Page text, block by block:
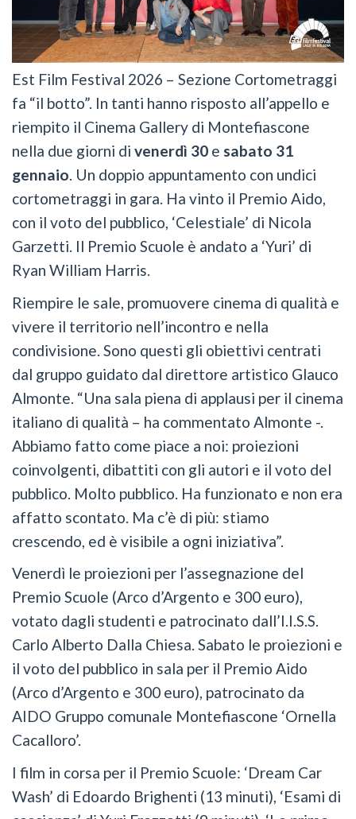
Est Film Festival 2026 – Sezione Cortometraggi
fa “il botto”. In tanti hanno risposto all’appello e
riempito il Cinema Gallery di Montefiascone
nella due giorni di venerdì 30 e sabato 31
gennaio. Un doppio appuntamento con undici
cortometraggi in gara. Ha vinto il Premio Aido,
con il voto del pubblico, ‘Celestiale’ di Nicola
Garzetti. Il Premio Scuole è andato a ‘Yuri’ di
Ryan William Harris.
Riempire le sale, promuovere cinema di qualità e
vivere il territorio nell’incontro e nella
condivisione. Sono questi gli obiettivi centrati
dal gruppo guidato dal direttore artistico Glauco
Almonte. “Una sala piena di applausi per il cinema
italiano di qualità – ha commentato Almonte -.
Abbiamo fatto come piace a noi: proiezioni
coinvolgenti, dibattiti con gli autori e il voto del
pubblico. Molto pubblico. Ha funzionato e non era
affatto scontato. Ma c’è di più: stiamo
crescendo, ed è visibile a ogni iniziativa”.
Venerdì le proiezioni per l’assegnazione del
Premio Scuole (Arco d’Argento e 300 euro),
votato dagli studenti e patrocinato dall’I.I.S.S.
Carlo Alberto Dalla Chiesa. Sabato le proiezioni e
il voto del pubblico in sala per il Premio Aido
(Arco d’Argento e 300 euro), patrocinato da
AIDO Gruppo comunale Montefiascone ‘Ornella
Cacalloro’.
I film in corsa per il Premio Scuole: ‘Dream Car
Wash’ di Edoardo Brighenti (13 minuti), ‘Esami di